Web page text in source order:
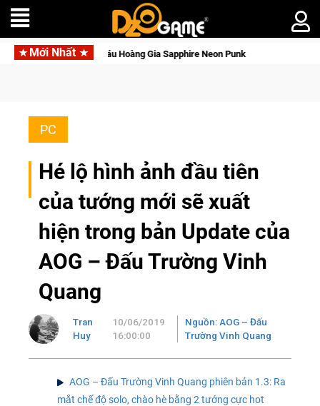
Mới Nhất
Báu Hoàng Gia Sapphire Neon Punk
PC
Hé lộ hình ảnh đầu tiên
của tướng mới sẽ xuất
hiện trong bản Update của
AOG – Đấu Trường Vinh
Quang
Tran
Huy
10/06/2019
16:00:00
Nguồn: AOG – Đấu
Trường Vinh Quang
AOG – Đấu Trường Vinh Quang phiên bản 1.3: Ra
mắt chế độ solo, chào hè bằng 2 tướng cực hot